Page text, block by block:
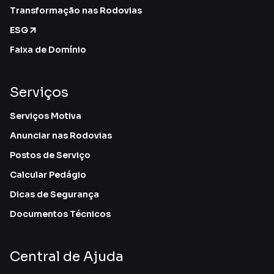
Transformação nas Rodovias
ESG
Faixa de Domínio
Serviços
Serviços Motiva
Anunciar nas Rodovias
Postos de Serviço
Calcular Pedágio
Dicas de Segurança
Documentos Técnicos
Central de Ajuda